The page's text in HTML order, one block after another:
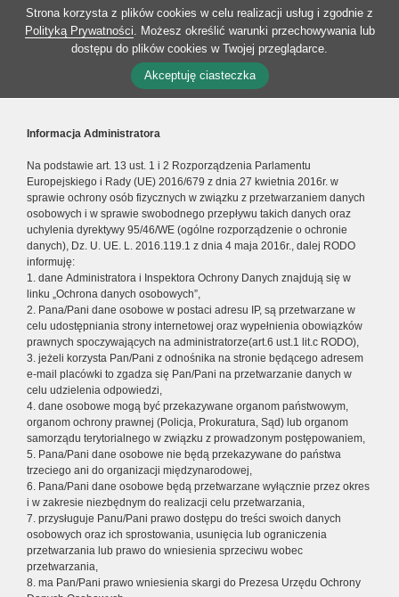
Strona korzysta z plików cookies w celu realizacji usług i zgodnie z
Polityką Prywatności. Możesz określić warunki przechowywania lub
dostępu do plików cookies w Twojej przeglądarce.
Akceptuję ciasteczka
Informacja Administratora
Na podstawie art. 13 ust. 1 i 2 Rozporządzenia Parlamentu
Europejskiego i Rady (UE) 2016/679 z dnia 27 kwietnia 2016r. w
sprawie ochrony osób fizycznych w związku z przetwarzaniem danych
osobowych i w sprawie swobodnego przepływu takich danych oraz
uchylenia dyrektywy 95/46/WE (ogólne rozporządzenie o ochronie
danych), Dz. U. UE. L. 2016.119.1 z dnia 4 maja 2016r., dalej RODO
informuję:
1. dane Administratora i Inspektora Ochrony Danych znajdują się w
linku „Ochrona danych osobowych”,
2. Pana/Pani dane osobowe w postaci adresu IP, są przetwarzane w
celu udostępniania strony internetowej oraz wypełnienia obowiązków
prawnych spoczywających na administratorze(art.6 ust.1 lit.c RODO),
3. jeżeli korzysta Pan/Pani z odnośnika na stronie będącego adresem
e-mail placówki to zgadza się Pan/Pani na przetwarzanie danych w
celu udzielenia odpowiedzi,
4. dane osobowe mogą być przekazywane organom państwowym,
organom ochrony prawnej (Policja, Prokuratura, Sąd) lub organom
samorządu terytorialnego w związku z prowadzonym postępowaniem,
5. Pana/Pani dane osobowe nie będą przekazywane do państwa
trzeciego ani do organizacji międzynarodowej,
6. Pana/Pani dane osobowe będą przetwarzane wyłącznie przez okres
i w zakresie niezbędnym do realizacji celu przetwarzania,
7. przysługuje Panu/Pani prawo dostępu do treści swoich danych
osobowych oraz ich sprostowania, usunięcia lub ograniczenia
przetwarzania lub prawo do wniesienia sprzeciwu wobec
przetwarzania,
8. ma Pan/Pani prawo wniesienia skargi do Prezesa Urzędu Ochrony